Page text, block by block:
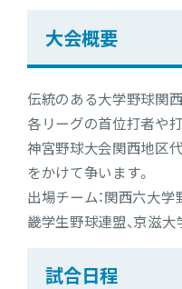
大会概要
伝統のある大学野球関
各リーグの首位打者や
神宮野球大会関西地区
をかけて争います。
出場チーム：関西六大学
畿学生野球連盟、京滋
試合日程